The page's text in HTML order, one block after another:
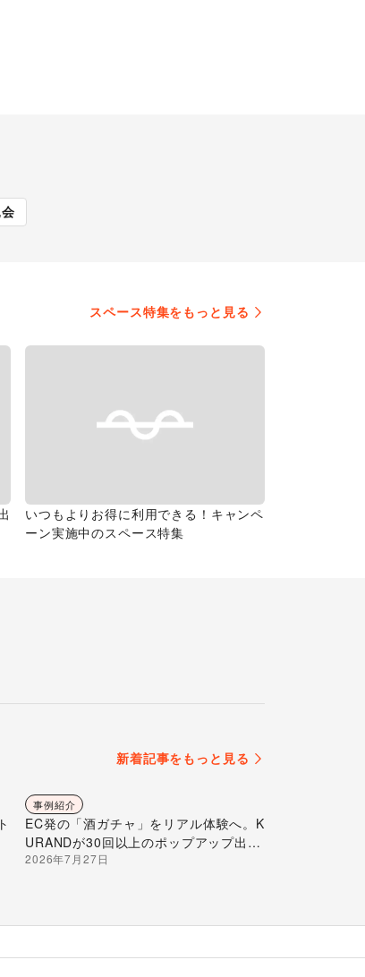
スペース特集をもっと見る
いつもよりお得に利用できる！キャンペ
ーン実施中のスペース特集
新着記事をもっと見る
事例紹介
EC発の「酒ガチャ」をリアル体験へ。K
URANDが30回以上のポップアップ出店
で届ける“新しいお酒との出会い”
2026年7月27日